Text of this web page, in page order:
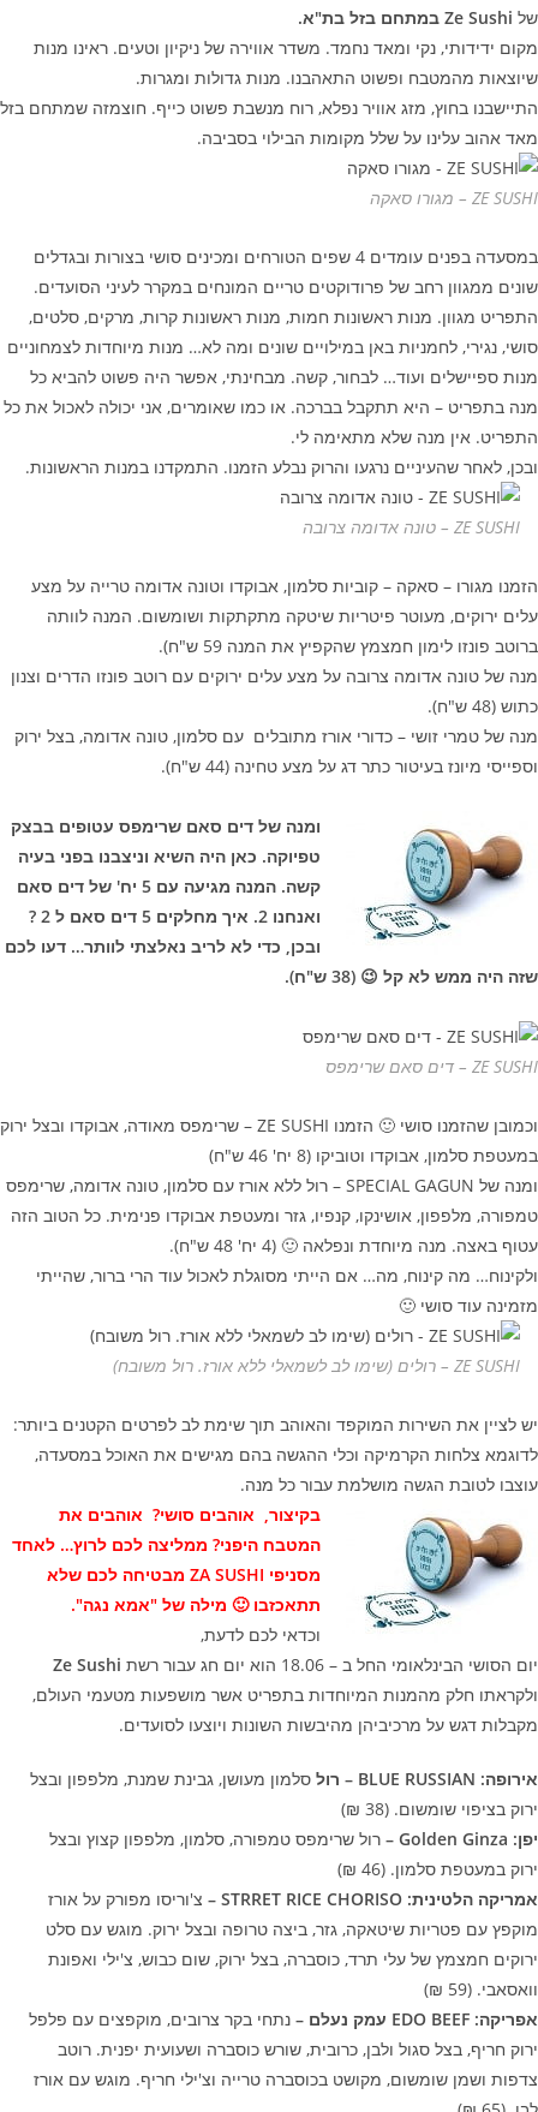
של Ze Sushi במתחם בזל בת"א.
מקום ידידותי, נקי ומאד נחמד. משדר אווירה של ניקיון וטעים. ראינו מנות
שיוצאות מהמטבח ופשוט התאהבנו. מנות גדולות ומגרות.
התיישבנו בחוץ, מזג אוויר נפלא, רוח מנשבת פשוט כייף. חוצמזה שמתחם בזל
מאד אהוב עלינו על שלל מקומות הבילוי בסביבה.
ZE SUSHI – מגורו סאקה
במסעדה בפנים עומדים 4 שפים הטורחים ומכינים סושי בצורות ובגדלים
שונים ממגוון רחב של פרודוקטים טריים המונחים במקרר לעיני הסועדים.
התפריט מגוון. מנות ראשונות חמות, מנות ראשונות קרות, מרקים, סלטים,
סושי, נגירי, לחמניות באן במילויים שונים ומה לא… מנות מיוחדות לצמחוניים
מנות ספיישלים ועוד… לבחור, קשה. מבחינתי, אפשר היה פשוט להביא כל
מנה בתפריט – היא תתקבל בברכה. או כמו שאומרים, אני יכולה לאכול את כל
התפריט. אין מנה שלא מתאימה לי.
ובכן, לאחר שהעיניים נרגעו והרוק נבלע הזמנו. התמקדנו במנות הראשונות.
ZE SUSHI – טונה אדומה צרובה
הזמנו מגורו – סאקה – קוביות סלמון, אבוקדו וטונה אדומה טרייה על מצע
עלים ירוקים, מעוטר פיטריות שיטקה מתקתקות ושומשום. המנה לוותה
ברוטב פונזו לימון חמצמץ שהקפיץ את המנה 59 ש"ח).
מנה של טונה אדומה צרובה על מצע עלים ירוקים עם רוטב פונזו הדרים וצנון
כתוש (48 ש"ח).
מנה של טמרי זושי – כדורי אורז מתובלים עם סלמון, טונה אדומה, בצל ירוק
וספייסי מיונז בעיטור כתר דג על מצע טחינה (44 ש"ח).
ומנה של דים סאם שרימפס עטופים בבצק
טפיוקה. כאן היה השיא וניצבנו בפני בעיה
קשה. המנה מגיעה עם 5 יח' של דים סאם
ואנחנו 2. איך מחלקים 5 דים סאם ל 2 ?
ובכן, כדי לא לריב נאלצתי לוותר… דעו לכם
שזה היה ממש לא קל 😉 (38 ש"ח).
ZE SUSHI – דים סאם שרימפס
וכמובן שהזמנו סושי 🙂 הזמנו ZE SUSHI – שרימפס מאודה, אבוקדו ובצל ירוק
במעטפת סלמון, אבוקדו וטוביקו (8 יח' 46 ש"ח)
ומנה של SPECIAL GAGUN – רול ללא אורז עם סלמון, טונה אדומה, שרימפס
טמפורה, מלפפון, אושינקו, קנפיו, גזר ומעטפת אבוקדו פנימית. כל הטוב הזה
עטוף באצה. מנה מיוחדת ונפלאה 🙂 (4 יח' 48 ש"ח).
ולקינוח… מה קינוח, מה… אם הייתי מסוגלת לאכול עוד הרי ברור, שהייתי
מזמינה עוד סושי 🙂
ZE SUSHI – רולים (שימו לב לשמאלי ללא אורז. רול משובח)
יש לציין את השירות המוקפד והאוהב תוך שימת לב לפרטים הקטנים ביותר:
לדוגמא צלחות הקרמיקה וכלי ההגשה בהם מגישים את האוכל במסעדה,
עוצבו לטובת הגשה מושלמת עבור כל מנה.
בקיצור, אוהבים סושי? אוהבים את
המטבח היפני? ממליצה לכם לרוץ… לאחד
מסניפי ZA SUSHI מבטיחה לכם שלא
תתאכזבו 🙂 מילה של "אמא נגה".
וכדאי לכם לדעת,
יום הסושי הבינלאומי החל ב – 18.06 הוא יום חג עבור רשת
Ze Sushi
ולקראתו חלק מהמנות המיוחדות בתפריט אשר מושפעות מטעמי העולם,
מקבלות דגש על מרכיביהן מהיבשות השונות ויוצעו לסועדים.
אירופה: BLUE RUSSIAN – רול סלמון מעושן, גבינת שמנת, מלפפון ובצל
ירוק בציפוי שומשום. (38 ₪)
יפן: Golden Ginza
– רול שרימפס טמפורה, סלמון, מלפפון קצוץ ובצל
ירוק במעטפת סלמון. (46 ₪)
אמריקה הלטינית: STRRET RICE CHORISO
– צ'וריסו מפורק על אורז
מוקפץ עם פטריות שיטאקה, גזר, ביצה טרופה ובצל ירוק. מוגש עם סלט
ירוקים חמצמץ של עלי תרד, כוסברה, בצל ירוק, שום כבוש, צ'ילי ואפונת
וואסאבי. (59 ₪)
אפריקה: EDO BEEF עמק נעלם – נתחי בקר צרובים, מוקפצים עם פלפל
ירוק חריף, בצל סגול ולבן, כרובית, שורש כוסברה ושעועית יפנית. רוטב
צדפות ושמן שומשום, מקושט בכוסברה טרייה וצ'ילי חריף. מוגש עם אורז